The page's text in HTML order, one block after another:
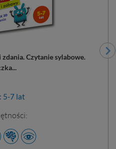
Czytanie sylabowe.
5-7 lat